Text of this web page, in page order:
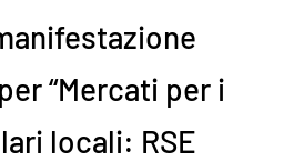
“Mercati per i
locali: RSE